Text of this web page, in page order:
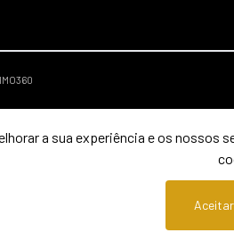
a sua experiência e os nossos
Aceitar